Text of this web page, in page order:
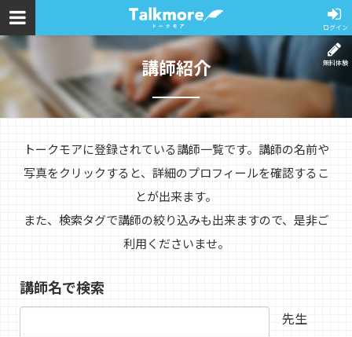
ログイン
無料体験
講師紹介
トークモアに登録されている講師一覧です。講師の名前や
写真をクリックすると、詳細のプロフィールを確認するこ
とが出来ます。
また、検索タグで講師の絞り込みも出来ますので、是非ご
利用くださいませ。
講師名で検索
先生